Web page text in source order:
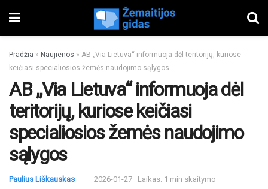
Pradžia » Naujienos » AB „Via Lietuva“ informuoja dėl teritorijų, kuriose
keičiasi specialiosios žemės naudojimo sąlygos
AB „Via Lietuva“ informuoja dėl
teritorijų, kuriose keičiasi
specialiosios žemės naudojimo
sąlygos
Paulius Liškauskas 2026-01-27 Laikas: 1 min skaitymo